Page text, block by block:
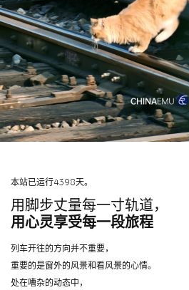
本站已运行4398天。
用脚步丈量每一寸轨道，
用心灵享受每一段旅程
列车开往的方向并不重要，
重要的是窗外的风景和看风景的心情。
处在嘈杂的动态中，